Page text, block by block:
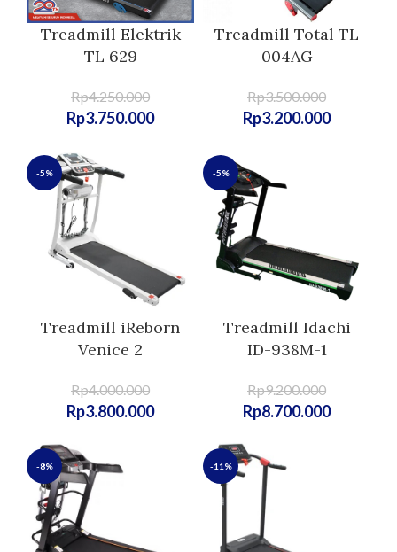
Treadmill Elektrik
TL 629
Rp4.250.000
Rp3.750.000
Treadmill Total TL
004AG
Rp3.500.000
Rp3.200.000
-5%
Treadmill iReborn
Venice 2
Rp4.000.000
Rp3.800.000
-5%
Treadmill Idachi
ID-938M-1
Rp9.200.000
Rp8.700.000
-8% -11%